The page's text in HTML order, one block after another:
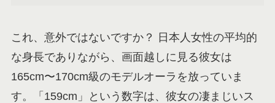
これ、意外ではないですか？ 日本人女性の平均的
な身長でありながら、画面越しに見る彼女は
165cm〜170cm級のモデルオーラを放っていま
す。「159cm」という数字は、彼女の凄まじいス